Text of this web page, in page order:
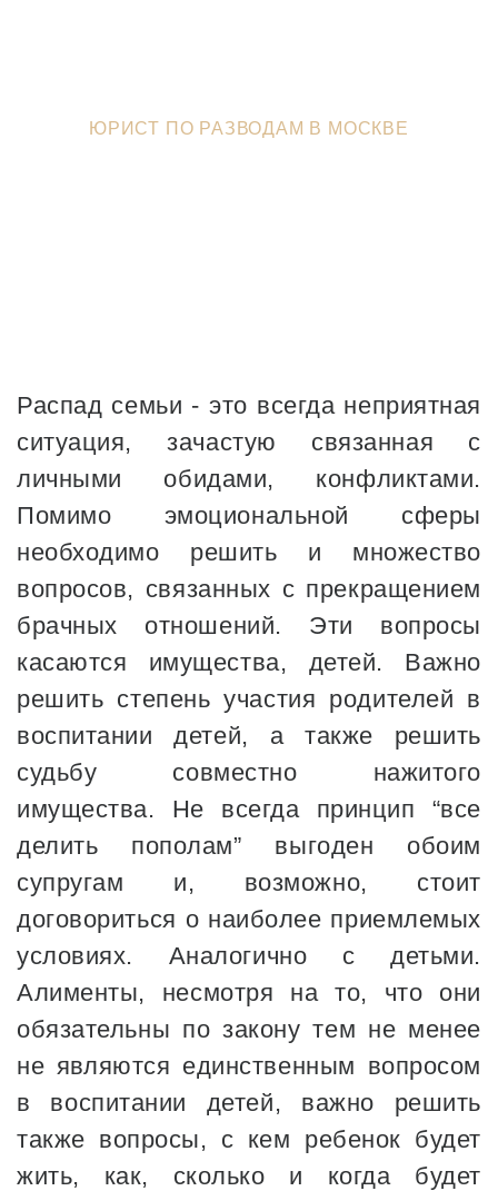
ЮРИСТ ПО РАЗВОДАМ В МОСКВЕ
Распад семьи - это всегда неприятная
ситуация, зачастую связанная с
личными обидами, конфликтами.
Помимо эмоциональной сферы
необходимо решить и множество
вопросов, связанных с прекращением
брачных отношений. Эти вопросы
касаются имущества, детей. Важно
решить степень участия родителей в
воспитании детей, а также решить
судьбу совместно нажитого
имущества. Не всегда принцип “все
делить пополам” выгоден обоим
супругам и, возможно, стоит
договориться о наиболее приемлемых
условиях. Аналогично с детьми.
Алименты, несмотря на то, что они
обязательны по закону тем не менее
не являются единственным вопросом
в воспитании детей, важно решить
также вопросы, с кем ребенок будет
жить, как, сколько и когда будет